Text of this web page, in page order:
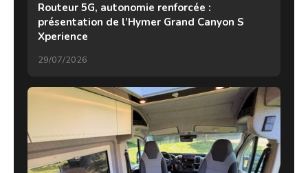
Routeur 5G, autonomie renforcée :
présentation de l’Hymer Grand Canyon S
Xperience
29/07/2026